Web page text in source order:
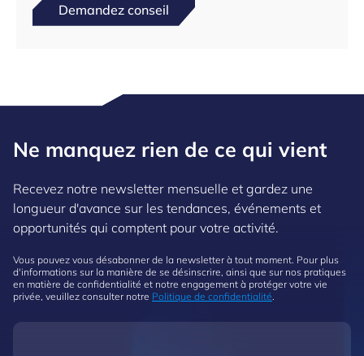
Demandez conseil
Ne manquez rien de ce qui vient
Recevez notre newsletter mensuelle et gardez une
longueur d'avance sur les tendances, événements et
opportunités qui comptent pour votre activité.
Vous pouvez vous désabonner de la newsletter à tout moment. Pour plus
d'informations sur la manière de se désinscrire, ainsi que sur nos pratiques
en matière de confidentialité et notre engagement à protéger votre vie
privée, veuillez consulter notre Politique de confidentialité